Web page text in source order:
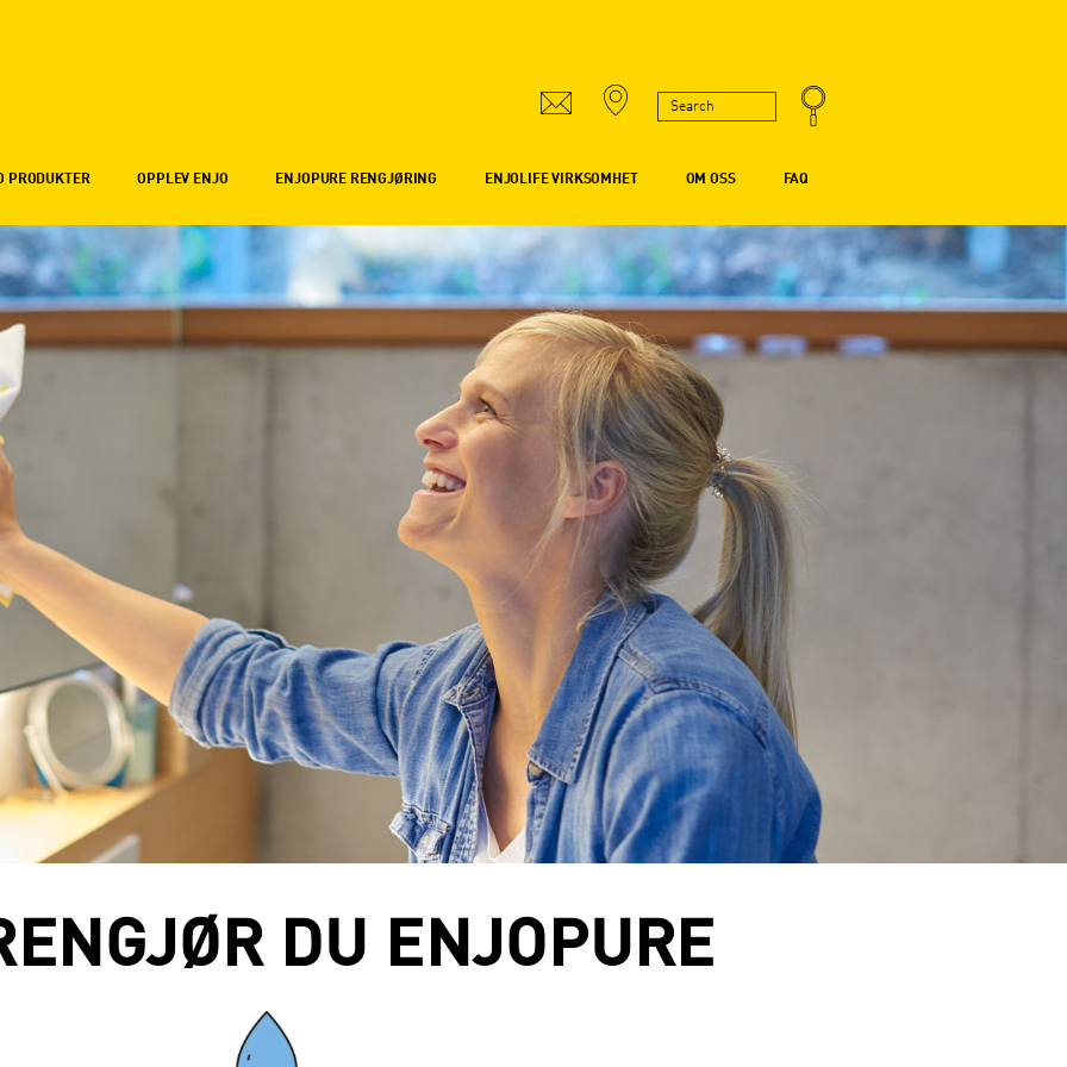
PRODUKTER OPPLEV ENJO ENJOPURE RENGJØRING ENJOLIFE VIRKSOMHET OM OSS FAQ
DU ENJOPURE